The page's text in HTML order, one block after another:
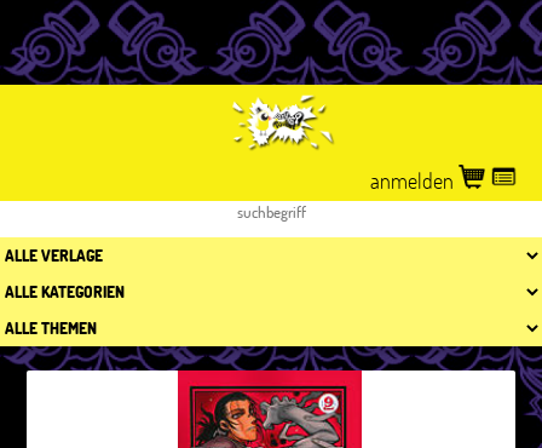
anmelden